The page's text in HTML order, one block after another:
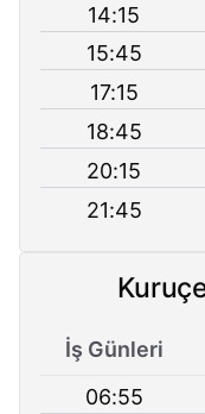
14:15
15:45
17:15
18:45
20:15
21:45
İş Günleri
06:55